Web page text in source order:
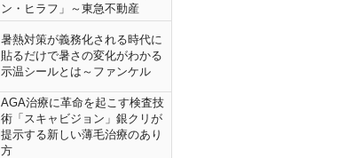
ン・ヒラフ」～東急不動産
暑熱対策が義務化される時代に
貼るだけで暑さの変化がわかる
示温シールとは～ファンケル
AGA治療に革命を起こす検査技
術「スキャビジョン」銀クリが
提示する新しい薄毛治療のあり
方